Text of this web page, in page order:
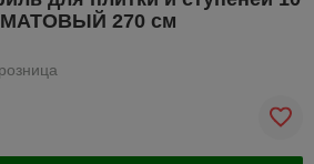
МАТОВЫЙ 270 см